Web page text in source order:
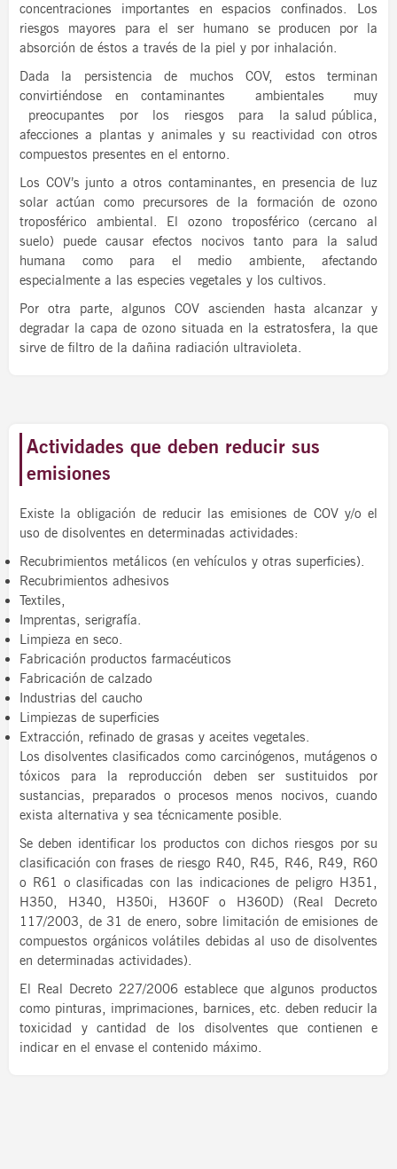
concentraciones importantes en espacios confinados. Los
riesgos mayores para el ser humano se producen por la
absorción de éstos a través de la piel y por inhalación.
Dada la persistencia de muchos COV, estos terminan
convirtiéndose en contaminantes ambientales muy
preocupantes por los riesgos para la salud pública,
afecciones a plantas y animales y su reactividad con otros
compuestos presentes en el entorno.
Los COV’s junto a otros contaminantes, en presencia de luz
solar actúan como precursores de la formación de ozono
troposférico ambiental. El ozono troposférico (cercano al
suelo) puede causar efectos nocivos tanto para la salud
humana como para el medio ambiente, afectando
especialmente a las especies vegetales y los cultivos.
Por otra parte, algunos COV ascienden hasta alcanzar y
degradar la capa de ozono situada en la estratosfera, la que
sirve de filtro de la dañina radiación ultravioleta.
Actividades que deben reducir sus
emisiones
Existe la obligación de reducir las emisiones de COV y/o el
uso de disolventes en determinadas actividades:
Recubrimientos metálicos (en vehículos y otras superficies).
Recubrimientos adhesivos
Textiles,
Imprentas, serigrafía.
Limpieza en seco.
Fabricación productos farmacéuticos
Fabricación de calzado
Industrias del caucho
Limpiezas de superficies
Extracción, refinado de grasas y aceites vegetales.
Los disolventes clasificados como carcinógenos, mutágenos o
tóxicos para la reproducción deben ser sustituidos por
sustancias, preparados o procesos menos nocivos, cuando
exista alternativa y sea técnicamente posible.
Se deben identificar los productos con dichos riesgos por su
clasificación con frases de riesgo R40, R45, R46, R49, R60
o R61 o clasificadas con las indicaciones de peligro H351,
H350, H340, H350i, H360F o H360D) (Real Decreto
117/2003, de 31 de enero, sobre limitación de emisiones de
compuestos orgánicos volátiles debidas al uso de disolventes
en determinadas actividades).
El Real Decreto 227/2006 establece que algunos productos
como pinturas, imprimaciones, barnices, etc. deben reducir la
toxicidad y cantidad de los disolventes que contienen e
indicar en el envase el contenido máximo.